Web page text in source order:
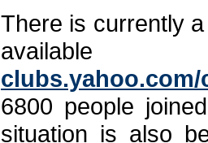
There is currently
6800 people
situation is also